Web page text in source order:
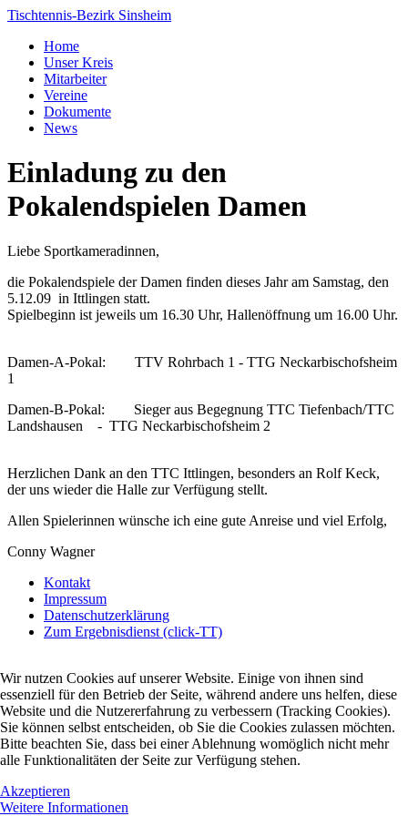
Tischtennis-Bezirk Sinsheim
Home
Unser Kreis
Mitarbeiter
Vereine
Dokumente
News
Einladung zu den
Pokalendspielen Damen
Liebe Sportkameradinnen,
die Pokalendspiele der Damen finden dieses Jahr am Samstag, den
5.12.09 in Ittlingen statt.
Spielbeginn ist jeweils um 16.30 Uhr, Hallenöffnung um 16.00 Uhr.
Damen-A-Pokal: TTV Rohrbach 1 - TTG Neckarbischofsheim
1
Damen-B-Pokal: Sieger aus Begegnung TTC Tiefenbach/TTC
Landshausen - TTG Neckarbischofsheim 2
Herzlichen Dank an den TTC Ittlingen, besonders an Rolf Keck,
der uns wieder die Halle zur Verfügung stellt.
Allen Spielerinnen wünsche ich eine gute Anreise und viel Erfolg,
Conny Wagner
Kontakt
Impressum
Datenschutzerklärung
Zum Ergebnisdienst (click-TT)
Wir nutzen Cookies auf unserer Website. Einige von ihnen sind
essenziell für den Betrieb der Seite, während andere uns helfen, diese
Website und die Nutzererfahrung zu verbessern (Tracking Cookies).
Sie können selbst entscheiden, ob Sie die Cookies zulassen möchten.
Bitte beachten Sie, dass bei einer Ablehnung womöglich nicht mehr
alle Funktionalitäten der Seite zur Verfügung stehen.
Akzeptieren
Weitere Informationen